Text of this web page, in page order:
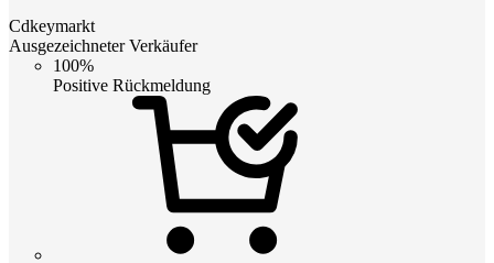
Cdkeymarkt
Ausgezeichneter Verkäufer
100%
Positive Rückmeldung